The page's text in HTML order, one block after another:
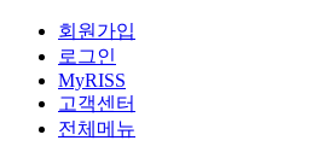
회원가입
로그인
MyRISS
고객센터
전체메뉴